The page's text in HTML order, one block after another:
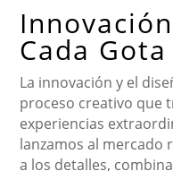
Cada Gota
La innovación y el
proceso creativo que
experiencias
lanzamos al mercado
a los detalles,